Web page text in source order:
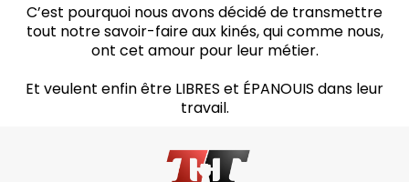
C’est pourquoi nous avons décidé de transmettre
tout notre savoir-faire aux kinés, qui comme nous,
ont cet amour pour leur métier.
Et veulent enfin être LIBRES et ÉPANOUIS dans leur
travail.